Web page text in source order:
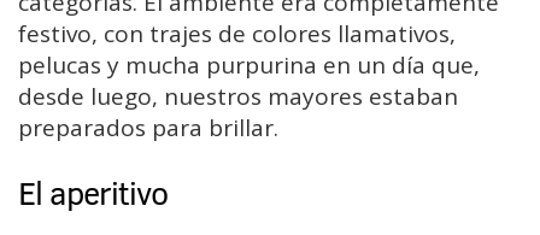
festivo, con trajes de colores llamativos,
pelucas y mucha purpurina en un día que,
desde luego, nuestros mayores estaban
preparados para brillar.
El aperitivo